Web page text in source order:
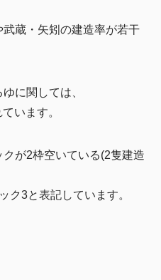
蔵・矢矧の建造率が若干
に関しては、
います。
が2枠空いている(2隻建造
ク3と表記しています。